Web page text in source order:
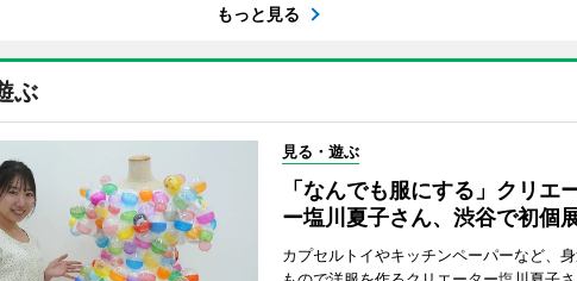
もっと見る
ぶ
見る・遊ぶ
「なんでも服にする」クリエ
ー塩川夏子さん、渋谷で初個
カプセルトイやキッチンペーパーなど、